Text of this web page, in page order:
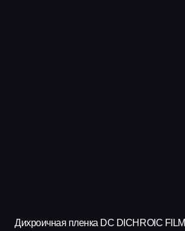
Дихроичная пленка DC DICHROIC FILM